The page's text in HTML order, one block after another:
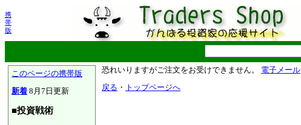
携
帯
版
このページの携帯版
新着 8月7日更新
■投資戦術
恐れいりますがご注文をお受けできません。 電子メール
戻る ・ トップページへ